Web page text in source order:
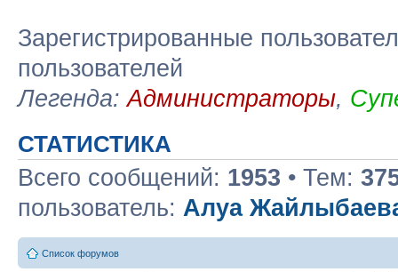
Зарегистрированные
пользователей
Легенда:Администраторы,
СТАТИСТИКА
Всего сообщений: 1953 • Тем:
пользователь: Алуа
Список форумов